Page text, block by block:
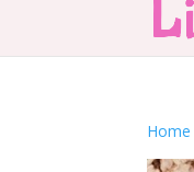
Home